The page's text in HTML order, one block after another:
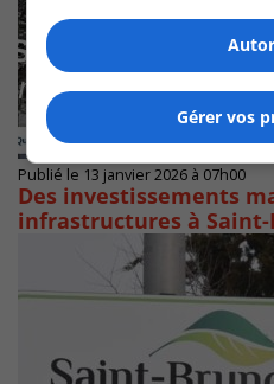
Publié le 13 janvier 2026 à 07h00
Des investissements
infrastructures à Saint-
Gérer vos